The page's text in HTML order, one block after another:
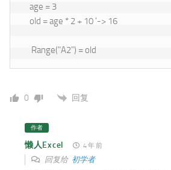
age = 3
old = age * 2 + 10 '-> 16
0 回复
作者
懒人Excel 4 年 前
回复给 初学者